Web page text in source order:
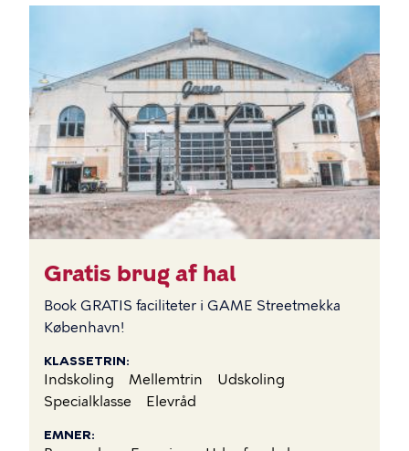
Gratis brug af hal
Book GRATIS faciliteter i GAME Streetmekka
København!
KLASSETRIN
Indskoling Mellemtrin
Udskoling
Specialklasse
Elevråd
EMNER